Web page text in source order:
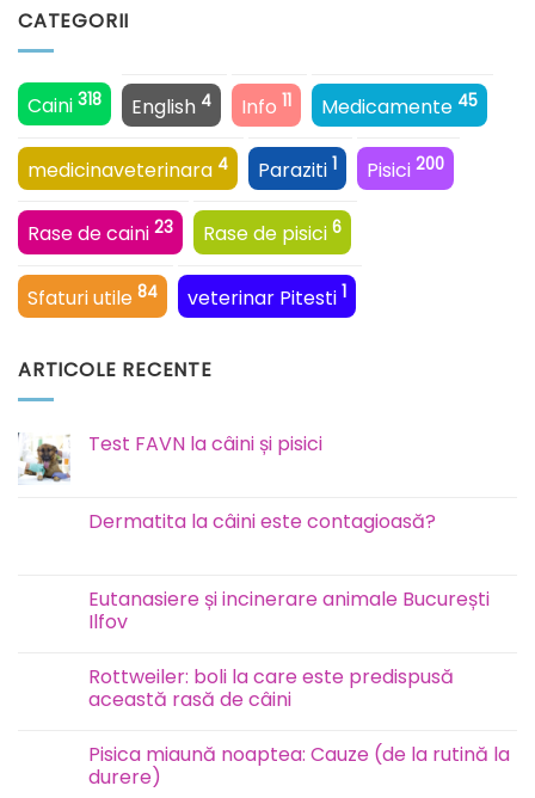
CATEGORII
Caini 318 English 4 Info 11 Medicamente 45
medicinaveterinara 4 Paraziti 1 Pisici 200
Rase de caini 23 Rase de pisici 6
Sfaturi utile 84 veterinar Pitesti 1
ARTICOLE RECENTE
Test FAVN la câini și pisici
Test
FAVN
pisici
Dermatita la câini este contagioasă?
Dermatita
la
câini
Eutanasiere și incinerare animale București
Ilfov
la
Eutanasiere
și
București
Ilfov
Rottweiler: boli la care este predispusă
această rasă de câini
la
Rottweiler:
boli
Pisica miaună noaptea: Cauze (de la rutină la
durere)